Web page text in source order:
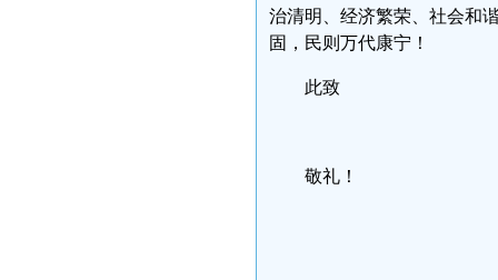
治清明、经济繁荣、社会和
固，民则万代康宁！
此致
敬礼！